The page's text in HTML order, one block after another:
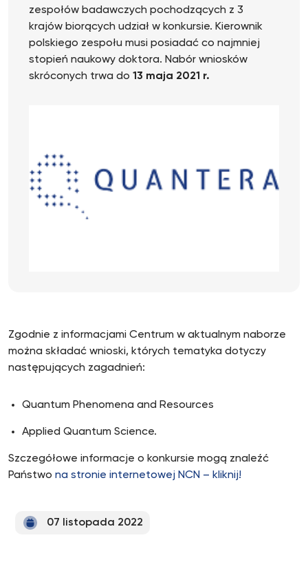
zespołów badawczych pochodzących z 3
krajów biorących udział w konkursie. Kierownik
polskiego zespołu musi posiadać co najmniej
stopień naukowy doktora. Nabór wniosków
skróconych trwa do 13 maja 2021 r.
Zgodnie z informacjami Centrum w aktualnym naborze
można składać wnioski, których tematyka dotyczy
następujących zagadnień:
Quantum Phenomena and Resources
Applied Quantum Science.
Szczegółowe informacje o konkursie mogą znaleźć
Państwo na stronie internetowej NCN – kliknij!
07 listopada 2022